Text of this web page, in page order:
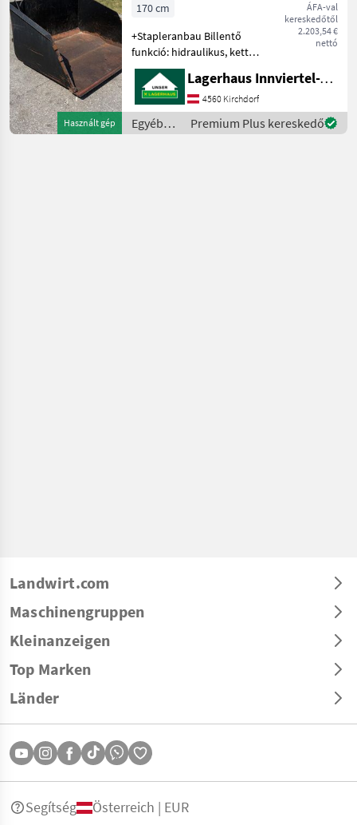
Használt gép
ÁFA-val
kereskedőtől
2.203,54 €
nettó
170 cm
+Stapleranbau Billentő
funkció: hidraulikus, kettős
működésű Egyéb traktor
tartozékok Billenőlapát
Lagerhaus Innviertel-Traunviertel-Urfahr eGen, Kirchdorf
4560 Kirchdorf
Egyéb
traktor
Premium Plus kereskedő
Landwirt.com
Maschinengruppen
Kleinanzeigen
Top Marken
Länder
Segítség Österreich | EUR